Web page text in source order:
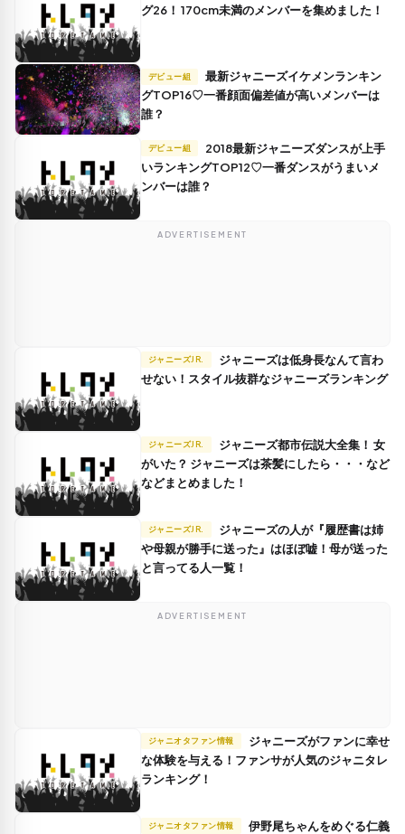
グ26！ 170cm未満のメンバーを集めました！
デビュー組
最新ジャニーズイケメンランキン
グTOP16♡一番顔面偏差値が高いメンバーは
誰？
デビュー組
いランキングTOP12♡一番ダンスがうまいメ
ンバーは誰？
ADVERTISEMENT
ジャニーズJR.
せない！スタイル抜群なジャニーズランキング
ジャニーズJR.
がいた？ ジャニーズは茶髪にしたら・・・など
などまとめました！
ジャニーズJR.
や母親が勝手に送った』はほぼ嘘！母が送った
と言ってる人一覧！
ADVERTISEMENT
ジャニオタファン情報
な体験を与える！ファンサが人気のジャニタレ
ランキング！
ジャニオタファン情報